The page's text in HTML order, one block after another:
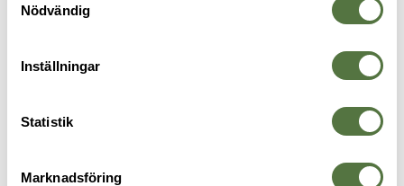
Nödvändig
Inställningar
Statistik
Marknadsföring
PRO Mission